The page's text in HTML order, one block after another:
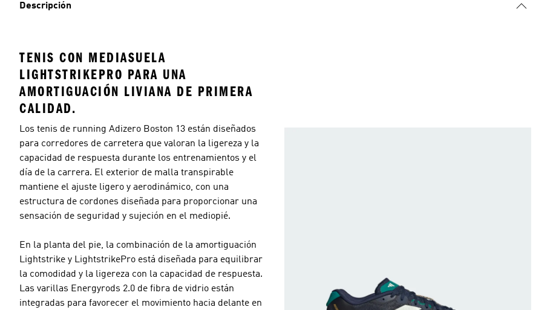
Descripción
TENIS CON MEDIASUELA
LIGHTSTRIKEPRO PARA UNA
AMORTIGUACIÓN LIVIANA DE PRIMERA
CALIDAD.
Los tenis de running Adizero Boston 13 están diseñados
para corredores de carretera que valoran la ligereza y la
capacidad de respuesta durante los entrenamientos y el
día de la carrera. El exterior de malla transpirable
mantiene el ajuste ligero y aerodinámico, con una
estructura de cordones diseñada para proporcionar una
sensación de seguridad y sujeción en el mediopié.
En la planta del pie, la combinación de la amortiguación
Lightstrike y LightstrikePro está diseñada para equilibrar
la comodidad y la ligereza con la capacidad de respuesta.
Las varillas Energyrods 2.0 de fibra de vidrio están
integradas para favorecer el movimiento hacia delante en